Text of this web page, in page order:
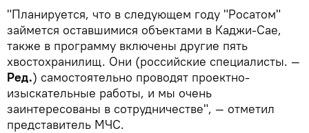
"Планируется, что в следующем году "Росатом"
займется оставшимися объектами в Каджи-Сае,
также в программу включены другие пять
хвостохранилищ. Они (российские специалисты. —
Ред.) самостоятельно проводят проектно-
изыскательные работы, и мы очень
заинтересованы в сотрудничестве", — отметил
представитель МЧС.